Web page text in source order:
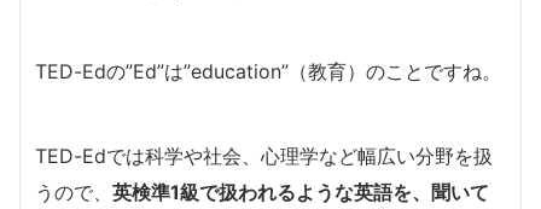
TED-Edの”Ed”は”education”（教育）のことですね。
TED-Edでは科学や社会、心理学など幅広い分野を扱
うので、 英検準1級で扱われるような英語を、聞いて